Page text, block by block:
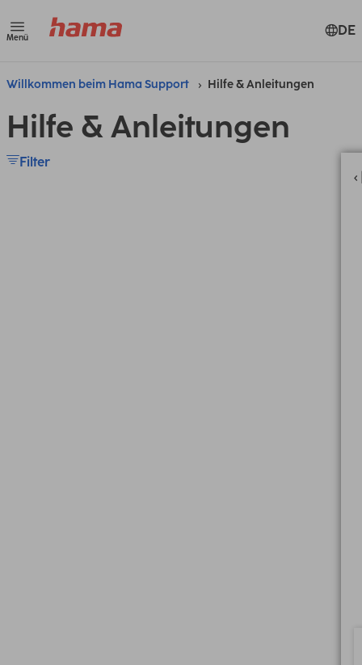
Menü DE
Willkommen beim Hama Support Hilfe & Anleitungen
Hilfe & Anleitungen
Filter